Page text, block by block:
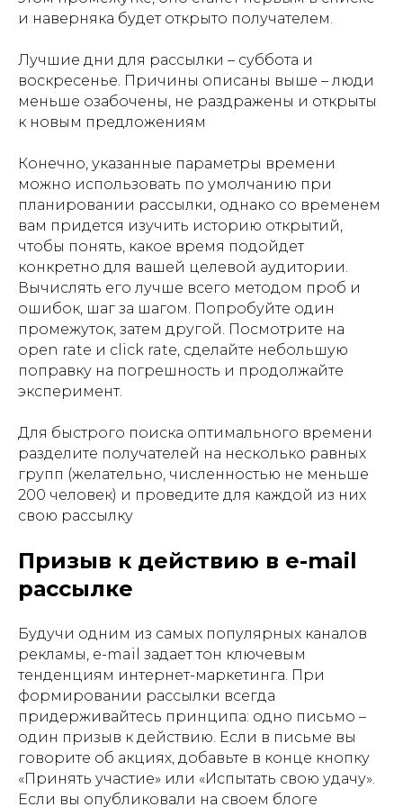
и наверняка будет открыто получателем.
Лучшие дни для рассылки – суббота и
воскресенье. Причины описаны выше – люди
меньше озабочены, не раздражены и открыты
к новым предложениям
Конечно, указанные параметры времени
можно использовать по умолчанию при
планировании рассылки, однако со временем
вам придется изучить историю открытий,
чтобы понять, какое время подойдет
конкретно для вашей целевой аудитории.
Вычислять его лучше всего методом проб и
ошибок, шаг за шагом. Попробуйте один
промежуток, затем другой. Посмотрите на
open rate и click rate, сделайте небольшую
поправку на погрешность и продолжайте
эксперимент.
Для быстрого поиска оптимального времени
разделите получателей на несколько равных
групп (желательно, численностью не меньше
200 человек) и проведите для каждой из них
свою рассылку
Призыв к действию в e-mail
рассылке
Будучи одним из самых популярных каналов
рекламы, e-mail задает тон ключевым
тенденциям интернет-маркетинга. При
формировании рассылки всегда
придерживайтесь принципа: одно письмо –
один призыв к действию. Если в письме вы
говорите об акциях, добавьте в конце кнопку
«Принять участие» или «Испытать свою удачу».
Если вы опубликовали на своем блоге